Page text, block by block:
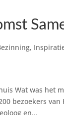
,
Wat was het
bezoekers
en...